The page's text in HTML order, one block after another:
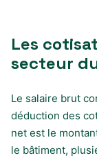
Les
secteur
Le salaire brut
déduction des
net est le
le bâtiment,